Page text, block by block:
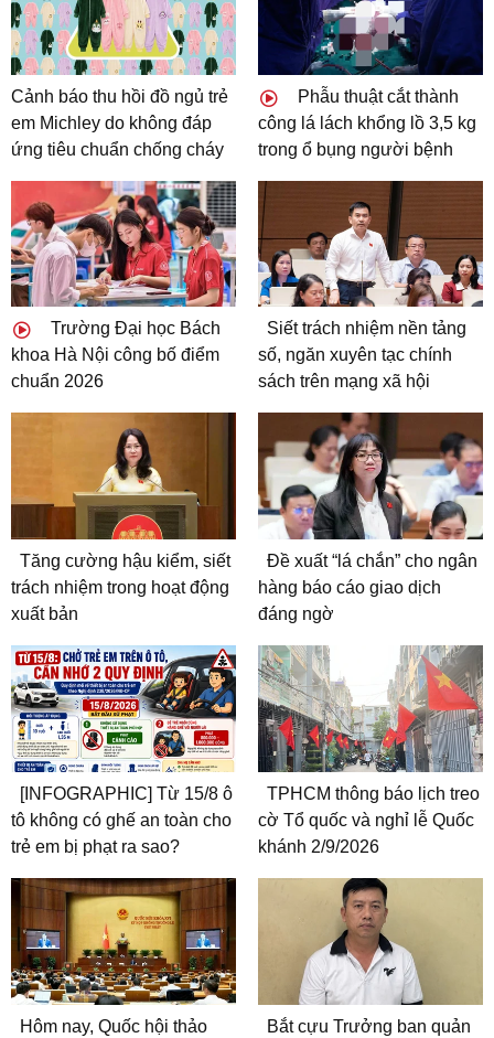
Cảnh báo thu hồi đồ ngủ trẻ
em Michley do không đáp
ứng tiêu chuẩn chống cháy
Phẫu thuật cắt thành
công lá lách khổng lồ 3,5 kg
trong ổ bụng người bệnh
Trường Đại học Bách
khoa Hà Nội công bố điểm
chuẩn 2026
Siết trách nhiệm nền tảng
số, ngăn xuyên tạc chính
sách trên mạng xã hội
Tăng cường hậu kiểm, siết
trách nhiệm trong hoạt động
xuất bản
Đề xuất “lá chắn” cho ngân
hàng báo cáo giao dịch
đáng ngờ
[INFOGRAPHIC] Từ 15/8 ô
tô không có ghế an toàn cho
trẻ em bị phạt ra sao?
TPHCM thông báo lịch treo
cờ Tổ quốc và nghỉ lễ Quốc
khánh 2/9/2026
Hôm nay, Quốc hội thảo
Bắt cựu Trưởng ban quản